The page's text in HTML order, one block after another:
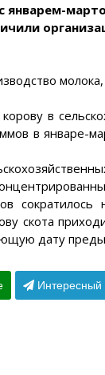
январем-
в
в январе-
сократилось
скота
дату
Интересный